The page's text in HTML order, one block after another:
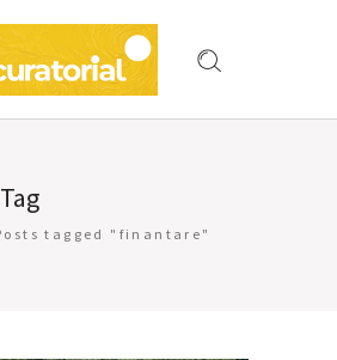
tagged "finantare"